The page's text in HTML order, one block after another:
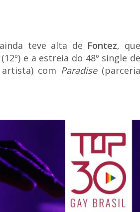
teve alta de Fontez, que
e a estreia do 48º single de
com Paradise(parceria